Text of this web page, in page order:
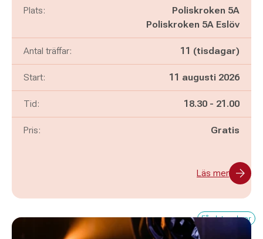
Plats:
Poliskroken 5A
Poliskroken 5A Eslöv
Antal träffar: 11 (tisdagar)
Start: 11 augusti 2026
Tid: Pågår mellan
18.30 - och
21.00
Pris: Gratis
Läs mer
Få platser kvar